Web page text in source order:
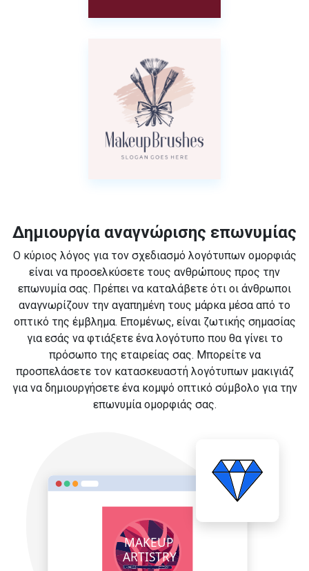
Δημιουργία αναγνώρισης επωνυμίας
Ο κύριος λόγος για τον σχεδιασμό λογότυπων ομορφιάς
είναι να προσελκύσετε τους ανθρώπους προς την
επωνυμία σας. Πρέπει να καταλάβετε ότι οι άνθρωποι
αναγνωρίζουν την αγαπημένη τους μάρκα μέσα από το
οπτικό της έμβλημα. Επομένως, είναι ζωτικής σημασίας
για εσάς να φτιάξετε ένα λογότυπο που θα γίνει το
πρόσωπο της εταιρείας σας. Μπορείτε να
προσπελάσετε τον κατασκευαστή λογότυπων μακιγιάζ
για να δημιουργήσετε ένα κομψό οπτικό σύμβολο για την
επωνυμία ομορφιάς σας.